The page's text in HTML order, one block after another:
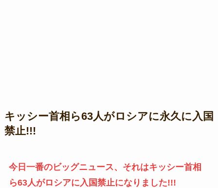
キッシー首相ら63人がロシアに永久に入国
禁止!!!
今日一番のビッグニュース、それはキッシー首相
ら63人がロシアに入国禁止になりました!!!